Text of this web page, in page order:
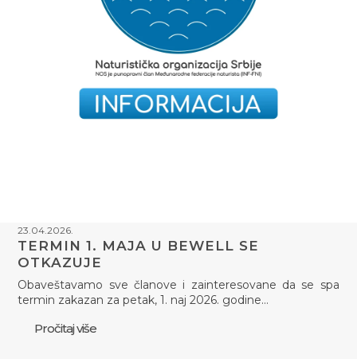
23.04.2026.
TERMIN 1. MAJA U BEWELL SE
OTKAZUJE
Obaveštavamo sve članove i zainteresovane da se spa
termin zakazan za petak, 1. naj 2026. godine…
Pročitaj više